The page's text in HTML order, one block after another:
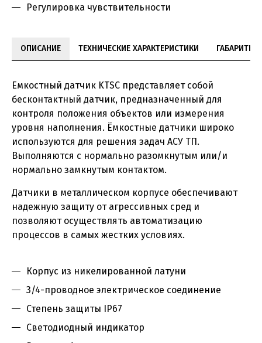
Регулировка чувствительности
ОПИСАНИЕ ТЕХНИЧЕСКИЕ ХАРАКТЕРИСТИКИ
Емкостный датчик KTSС представляет собой
бесконтактный датчик, предназначенный для
контроля положения объектов или измерения
уровня наполнения. Ёмкостные датчики широко
используются для решения задач АСУ ТП.
Выполняются с нормально разомкнутым или/и
нормально замкнутым контактом.
Датчики в металлическом корпусе обеспечивают
надежную защиту от агрессивных сред и
позволяют осуществлять автоматизацию
процессов в самых жестких условиях.
Корпус из никелированной латуни
3/4-проводное электрическое соединение
Степень защиты IP67
Светодиодный индикатор